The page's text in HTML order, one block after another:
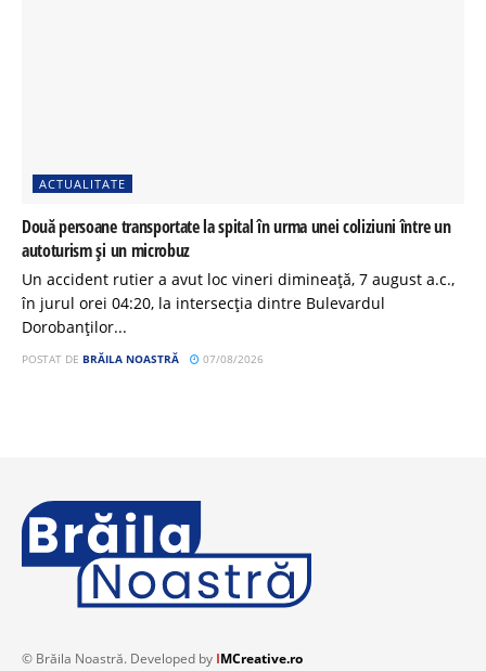
ACTUALITATE
Două persoane transportate la spital în urma unei coliziuni între un
autoturism și un microbuz
Un accident rutier a avut loc vineri dimineață, 7 august a.c.,
în jurul orei 04:20, la intersecția dintre Bulevardul
Dorobanților...
POSTAT DE BRĂILA NOASTRĂ 07/08/2026
© Brăila Noastră. Developed by IMCreative.ro